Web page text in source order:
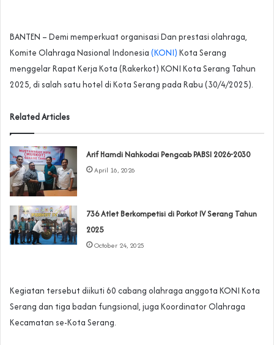
BANTEN – Demi memperkuat organisasi Dan prestasi olahraga,
Komite Olahraga Nasional Indonesia (KONI) Kota Serang
menggelar Rapat Kerja Kota (Rakerkot) KONI Kota Serang Tahun
2025, di salah satu hotel di Kota Serang pada Rabu (30/4/2025).
Related Articles
Arif Hamdi Nahkodai Pengcab PABSI 2026-2030
April 16, 2026
‎736 Atlet Berkompetisi di Porkot IV Serang Tahun
2025
October 24, 2025
Kegiatan tersebut diikuti 60 cabang olahraga anggota KONI Kota
Serang dan tiga badan fungsional, juga Koordinator Olahraga
Kecamatan se-Kota Serang.